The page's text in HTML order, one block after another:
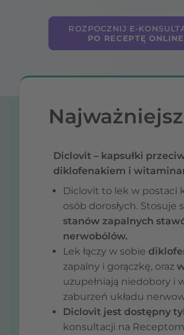
ROZPOCZNIJ E-
PO RECEPTĘ ONLINE
Diclovit – kapsułki
diklofenakiem i
Diclovit to lek w postaci
osób dorosłych. Stosuje
stanów zapalnych
nerwobólów.
Lek łączy w sobie
zapalny i gorączkę, oraz
uzupełniają niedobory i
zaburzeń układu
Diclovit jest dostępny
konsultacji na